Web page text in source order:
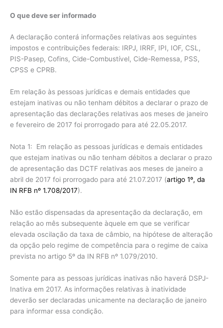
O que deve ser informado
A declaração conterá informações relativas aos seguintes
impostos e contribuições federais: IRPJ, IRRF, IPI, IOF, CSL,
PIS-Pasep, Cofins, Cide-Combustível, Cide-Remessa, PSS,
CPSS e CPRB.
Em relação às pessoas jurídicas e demais entidades que
estejam inativas ou não tenham débitos a declarar o prazo de
apresentação das declarações relativas aos meses de janeiro
e fevereiro de 2017 foi prorrogado para até 22.05.2017.
Nota 1: Em relação as pessoas jurídicas e demais entidades
que estejam inativas ou não tenham débitos a declarar o prazo
de apresentação das DCTF relativas aos meses de janeiro a
abril de 2017 foi prorrogado para até 21.07.2017 (artigo 1º, da
IN RFB nº 1.708/2017).
Não estão dispensadas da apresentação da declaração, em
relação ao mês subsequente àquele em que se verificar
elevada oscilação da taxa de câmbio, na hipótese de alteração
da opção pelo regime de competência para o regime de caixa
prevista no artigo 5º da IN RFB nº 1.079/2010.
Somente para as pessoas jurídicas inativas não haverá DSPJ-
Inativa em 2017. As informações relativas à inatividade
deverão ser declaradas unicamente na declaração de janeiro
para informar essa condição.